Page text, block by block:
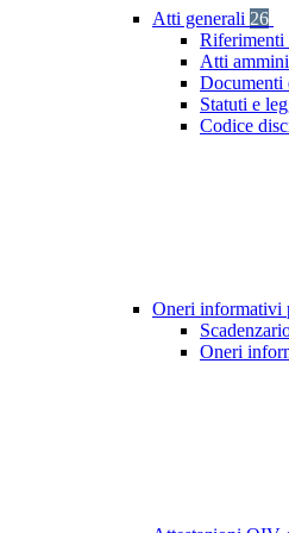
Atti generali 26
Riferimenti
Atti
Documenti
Statuti e
Codice
Oneri informativi
Oneri